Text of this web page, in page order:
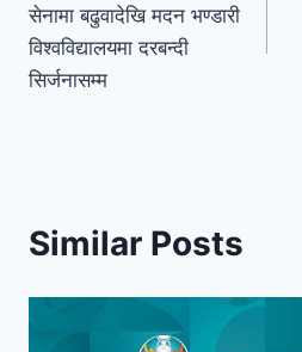
सेनामा बढुवादेखि मदन भण्डारी
विश्वविद्यालयमा दरबन्दी
सिर्जनासम्म
Similar Posts